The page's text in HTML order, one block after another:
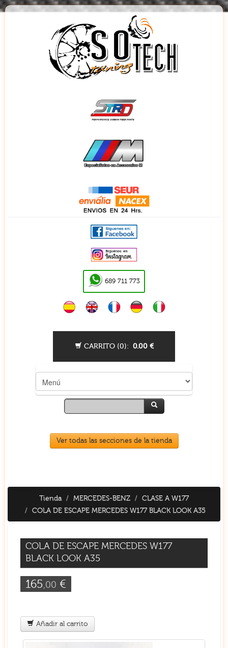
689 711 773
CARRITO (0): 0.00€
Ver todas las secciones de la tienda
Tienda MERCEDES-BENZ
CLASE A W177
COLA DE ESCAPE MERCEDES W177 BLACK LOOK A35
COLA DE ESCAPE MERCEDES W177
BLACK LOOK A35
165,00 €
Añadir al carrito